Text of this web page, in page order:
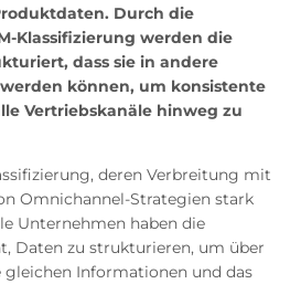
Durch die
Klassifizierung werden die
dass sie in andere
können, um konsistente
Vertriebskanäle hinweg zu
deren Verbreitung mit
Omnichannel-Strategien stark
Unternehmen haben die
Daten zu strukturieren, um über
gleichen Informationen und das